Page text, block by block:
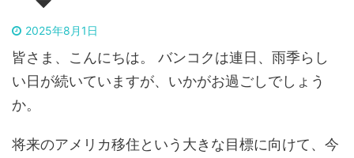
2025年8月1日
皆さま、こんにちは。 バンコクは連日、雨季らし
い日が続いていますが、いかがお過ごしでしょう
か。
将来のアメリカ移住という大きな目標に向けて、今